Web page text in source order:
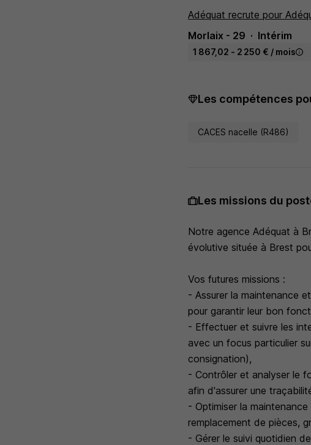
Adéquat recrute pour
Morlaix - 29
Intérim
1 867,02 - 2 250 € / mois
Les compétences
CACES nacelle (R486)
Les missions du
Notre agence Adéquat à
évolutive située à Brest
Vos futures missions :
- Assurer la maintenance
pour garantir leur bon
- Effectuer et suivre les
avec un focus particulier
consignation),
- Contrôler et analyser le
afin d'assurer une
- Optimiser la
remplacement de pièces,
- Gérer le suivi quotidien